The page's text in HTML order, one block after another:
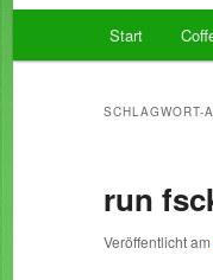
Zum
springen
Zum
springen
Start
SCHLAGWORT-
run
Veröffentlicht am